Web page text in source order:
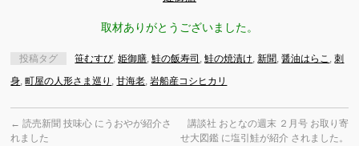
取材ありがとうございました。
投稿タグ 笹むすび,姫御膳,鮭の飯寿司 ,鮭の焼漬け,新聞,醤油はらこ ,刺
身,町屋の人形さま巡り ,甘海老,岩船産コシヒカリ
← 読売新聞 技味心 にうおやが紹介さ
れました
講談社 おとなの週末 ２月号 お取り寄
せ大図鑑 に塩引鮭が紹介 されました。